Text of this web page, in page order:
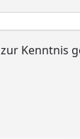
zur Kenntnis